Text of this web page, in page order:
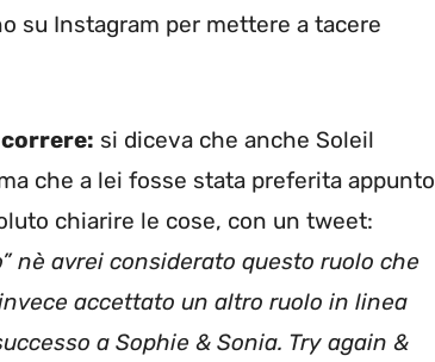
su Instagram per mettere a tacere
correre: si diceva che anche Soleil
che a lei fosse stata preferita appunto
chiarire le cose, con un tweet:
nè avrei considerato questo ruolo che
accettato un altro ruolo in linea
a Sophie & Sonia. Try again &